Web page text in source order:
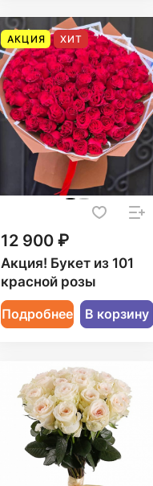
АКЦИЯ ХИТ
12 900 ₽
Акция! Букет из 101
красной розы
Подробнее В корзину